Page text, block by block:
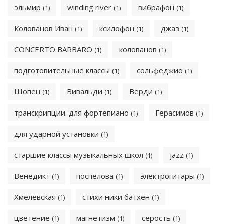
эльмир (1) winding river (1) вибрафон (1)
Колованов Иван (1) ксилофон (1) джаз (1)
CONCERTO BARBARO (1) колованов (1)
подготовительные классы (1) сольфеджио (1)
Шопен (1) Вивальди (1) Верди (1)
транскрипции. для фортепиано (1) Герасимов (1)
для ударной установки (1)
старшие классы музыкальных школ (1) jazz (1)
Венедикт (1) поспелова (1) электрогитары (1)
Хмелевская (1) стихи ники батхен (1)
цветение (1) магнетизм (1) серость (1)